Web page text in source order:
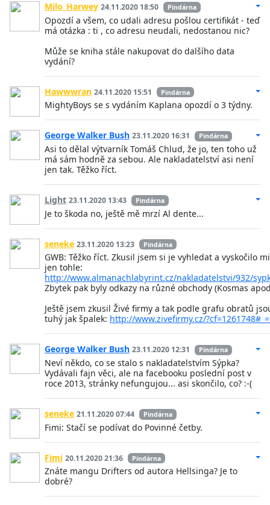
Milo_Harwey 24.11.2020 18:50 Pindárna
Opozdí a všem, co udali adresu pošlou certifikát - teď
má otázka : ti , co adresu neudali, nedostanou nic?
Může se kniha stále nakupovat do dalšího data
vydání?
Hawwwran 24.11.2020 15:51 Pindárna
MightyBoys se s vydáním Kaplana opozdí o 3 týdny.
George Walker Bush 23.11.2020 16:31 Pindárna
Asi to dělal výtvarník Tomáš Chlud, že jo, ten toho už
má sám hodně za sebou. Ale nakladatelství asi není
jen tak. Těžko říct.
Light 23.11.2020 13:43 Pindárna
Je to škoda no, ještě mě mrzí Al dente...
seneke 23.11.2020 13:23 Pindárna
GWB: Těžko říct. Zkusil jsem si je vyhledat a vyskočilo mi
jen tohle:
http://www.almanachlabyrint.cz/nakladatelstvi/932/
Zbytek pak byly odkazy na různé obchody (Kosmas
Ještě jsem zkusil Živé firmy a tak podle grafu obratů
tuhý jak špalek: http://www.zivefirmy.cz/
George Walker Bush 23.11.2020 12:31 Pindárna
Neví někdo, co se stalo s nakladatelstvím Sýpka?
Vydávali fajn věci, ale na facebooku poslední post v
roce 2013, stránky nefungujou... asi skončilo, co? :-(
seneke 21.11.2020 07:44 Pindárna
Fimi: Stačí se podívat do Povinné četby.
Fimi 20.11.2020 21:36 Pindárna
Znáte mangu Drifters od autora Hellsinga? Je to
dobré?